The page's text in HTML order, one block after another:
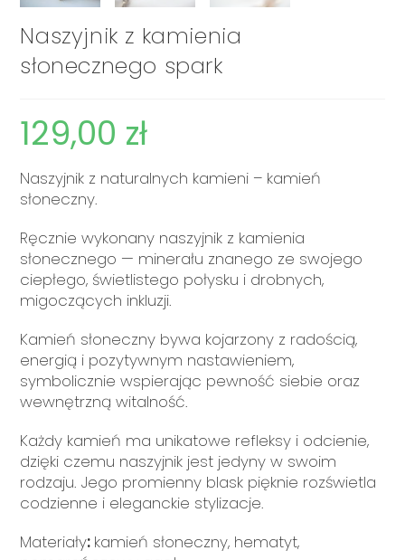
Naszyjnik z kamienia
słonecznego spark
129,00 zł
Naszyjnik z naturalnych kamieni – kamień
słoneczny.
Ręcznie wykonany naszyjnik z kamienia
słonecznego — minerału znanego ze swojego
ciepłego, świetlistego połysku i drobnych,
migoczących inkluzji.
Kamień słoneczny bywa kojarzony z radością,
energią i pozytywnym nastawieniem,
symbolicznie wspierając pewność siebie oraz
wewnętrzną witalność.
Każdy kamień ma unikatowe refleksy i odcienie,
dzięki czemu naszyjnik jest jedyny w swoim
rodzaju. Jego promienny blask pięknie rozświetla
codzienne i eleganckie stylizacje.
Materiały: kamień słoneczny, hematyt,